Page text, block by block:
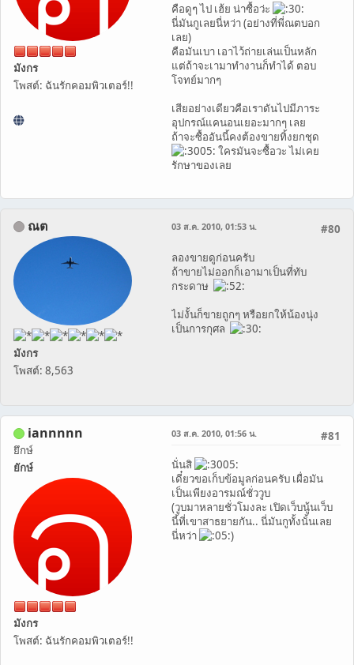
มังกร
โพสต์: ฉันรักคอมพิวเตอร์!!
คือดูๆ ไป เฮ้ย น่าซื้อว่ะ
นี่มันกูเลยนี่หว่า (อย่างที่พี่ณตบอก
เลย)
คือมันเบา เอาไว้ถ่ายเล่นเป็นหลัก
แต่ถ้าจะเามาทำงานก็ทำได้ ตอบ
โจทย์มากๆ
เสียอย่างเดียวคือเราดันไปมีภาระ
อุปกรณ์แคนอนเยอะมากๆ เลย
ถ้าจะซื้ออันนี้คงต้องขายทิ้งยกชุด
ใครมันจะซื้อวะ ไม่เคย
รักษาของเลย
ณต
มังกร
โพสต์: 8,563
#80
03 ส.ค. 2010, 01:53 น.
ลองขายดูก่อนครับ
ถ้าขายไม่ออกก็เอามาเป็นที่ทับ
กระดาษ
ไม่งั้นก็ขายถูกๆ หรือยกให้น้องนุ่ง
เป็นการกุศล
iannnnn
ยึกษ์
ยักษ์
มังกร
โพสต์: ฉันรักคอมพิวเตอร์!!
#81
03 ส.ค. 2010, 01:56 น.
นั่นสิ
เดี๋ยวขอเก็บข้อมูลก่อนครับ เผื่อมัน
เป็นเพียงอารมณ์ชั่ววูบ
(วูบมาหลายชั่วโมงละ เปิดเว็บนู้นเว็บ
นี้ที่เขาสาธยายกัน.. นี่มันกูทั้งนั้นเลย
นี่หว่า
)